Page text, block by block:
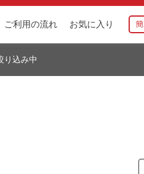
ご利用の流れ お気に入り